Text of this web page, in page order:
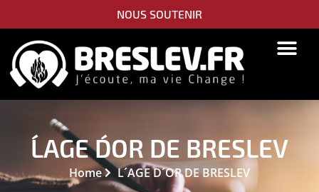
NOUS SOUTENIR
L´AGE D´OR DE BRESLEV
Home L´AGE D´OR DE BRESLEV